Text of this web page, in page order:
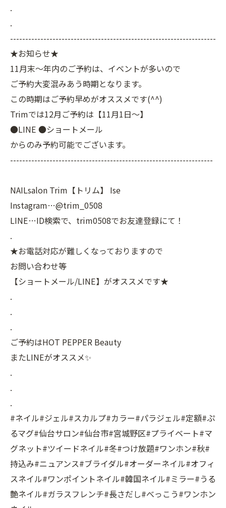
.
.
--------------------------------------------------------------------
★お知らせ★
11月末～年内のご予約は、イベントが多いので
ご予約大変混みあう時期となります。
この時期はご予約早めがオススメです(^^)
Trimでは12月ご予約は【11月1日～】
●LINE ●ショートメール
からのみ予約可能でございます。
-------------------------------------------------------------------
NAILsalon Trim【トリム】 Ise
Instagram…@trim_0508
LINE…ID検索で、trim0508でお友達登録にて！
.
★お電話対応が難しくなっておりますので
お問い合わせ等
【ショートメール/LINE】がオススメです★
.
.
.
ご予約はHOT PEPPER Beauty
またLINEがオススメ✨
.
.
.
#ネイル#ジェル#スカルプ#カラー#パラジェル#定額#ぷ
るマグ#仙台サロン#仙台市#宮城野区#プライベート#マ
グネット#ツイードネイル#冬#つけ放題#ワンホン#秋#
持込み#ニュアンス#ブライダル#オーダーネイル#オフィ
スネイル#ワンポイントネイル#韓国ネイル#ミラー#うる
艶ネイル#ガラスフレンチ#長さだし#べっこう#ワンホン